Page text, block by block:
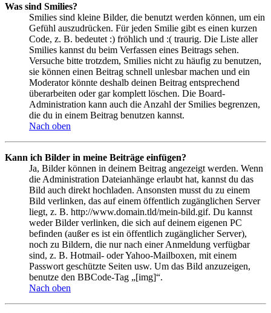
Was sind Smilies?
Smilies sind kleine Bilder, die benutzt werden können, um ein
Gefühl auszudrücken. Für jeden Smilie gibt es einen kurzen
Code, z. B. bedeutet :) fröhlich und :( traurig. Die Liste aller
Smilies kannst du beim Verfassen eines Beitrags sehen.
Versuche bitte trotzdem, Smilies nicht zu häufig zu benutzen,
sie können einen Beitrag schnell unlesbar machen und ein
Moderator könnte deshalb deinen Beitrag entsprechend
überarbeiten oder gar komplett löschen. Die Board-
Administration kann auch die Anzahl der Smilies begrenzen,
die du in einem Beitrag benutzen kannst.
Nach oben
Kann ich Bilder in meine Beiträge einfügen?
Ja, Bilder können in deinem Beitrag angezeigt werden. Wenn
die Administration Dateianhänge erlaubt hat, kannst du das
Bild auch direkt hochladen. Ansonsten musst du zu einem
Bild verlinken, das auf einem öffentlich zugänglichen Server
liegt, z. B. http://www.domain.tld/mein-bild.gif. Du kannst
weder Bilder verlinken, die sich auf deinem eigenen PC
befinden (außer es ist ein öffentlich zugänglicher Server),
noch zu Bildern, die nur nach einer Anmeldung verfügbar
sind, z. B. Hotmail- oder Yahoo-Mailboxen, mit einem
Passwort geschützte Seiten usw. Um das Bild anzuzeigen,
benutze den BBCode-Tag „[img]“.
Nach oben